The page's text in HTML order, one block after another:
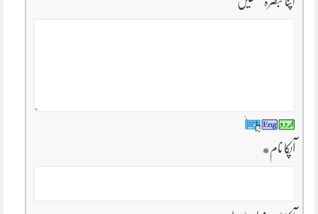
آپکا نام*